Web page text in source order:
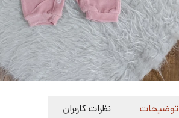
توضیحات نظرات کاربران